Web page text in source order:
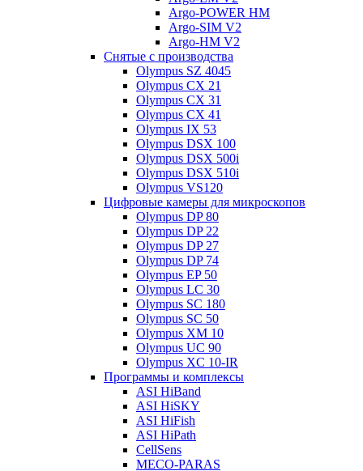
Argo-POWER HM
Argo-SIM V2
Argo-HM V2
Снятые с производства
Olympus SZ 4045
Olympus CX 21
Olympus CX 31
Olympus CX 41
Olympus IX 53
Olympus DSX 100
Olympus DSX 500i
Olympus DSX 510i
Olympus VS120
Цифровые камеры для микроскопов
Olympus DP 80
Olympus DP 22
Olympus DP 27
Olympus DP 74
Olympus EP 50
Olympus LC 30
Olympus SC 180
Olympus SC 50
Olympus XM 10
Olympus UC 90
Olympus XC 10-IR
Программы и комплексы
ASI HiBand
ASI HiSKY
ASI HiFish
ASI HiPath
CellSens
MECO-PARAS